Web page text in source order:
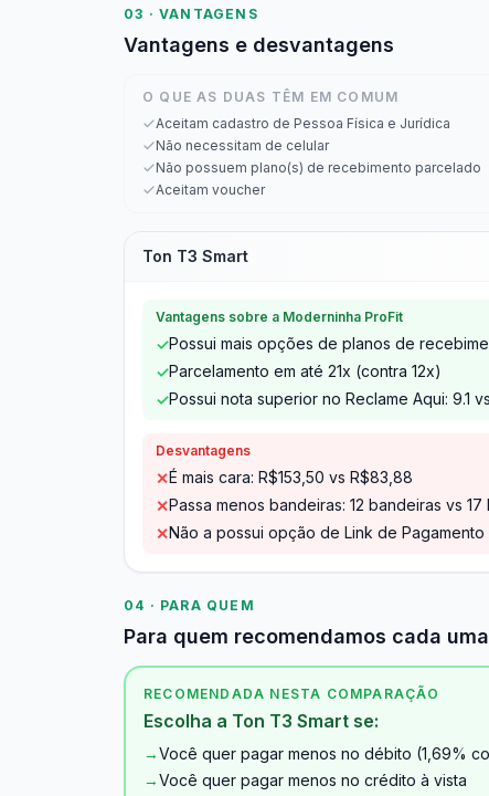
03 · VANTAGENS
Vantagens e desvantagens
O QUE AS DUAS TÊM EM COMUM
Aceitam cadastro de Pessoa Física e Jurídica
Não necessitam de celular
Não possuem plano(s) de recebimento parcelado
Aceitam voucher
Ton T3 Smart
Vantagens sobre a Moderninha ProFit
✓Possui mais opções de planos de
✓Parcelamento em até 21x (contra 12x)
✓Possui nota superior no Reclame Aqui: 9.1
Desvantagens
✕É mais cara: R$153,50 vs R$83,88
✕Passa menos bandeiras: 12 bandeiras vs 17
✕Não a possui opção de Link de Pagamento
04 · PARA QUEM
Para quem recomendamos cada uma
RECOMENDADA NESTA COMPARAÇÃO
Escolha a Ton T3 Smart se:
→Você quer pagar menos no débito (1,69%
→Você quer pagar menos no crédito à vista